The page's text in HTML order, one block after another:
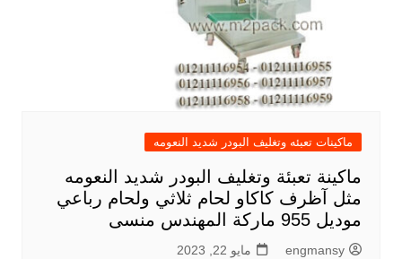
ماكينات تعبئه وتغليف البودر شديد النعومه
ماكينة تعبئة وتغليف البودر شديد النعومه
مثل آظرف كاكاو لحام ثلاثي ولحام رباعي
موديل 955 ماركة المهندس منسى
engmansy مايو 22, 2023